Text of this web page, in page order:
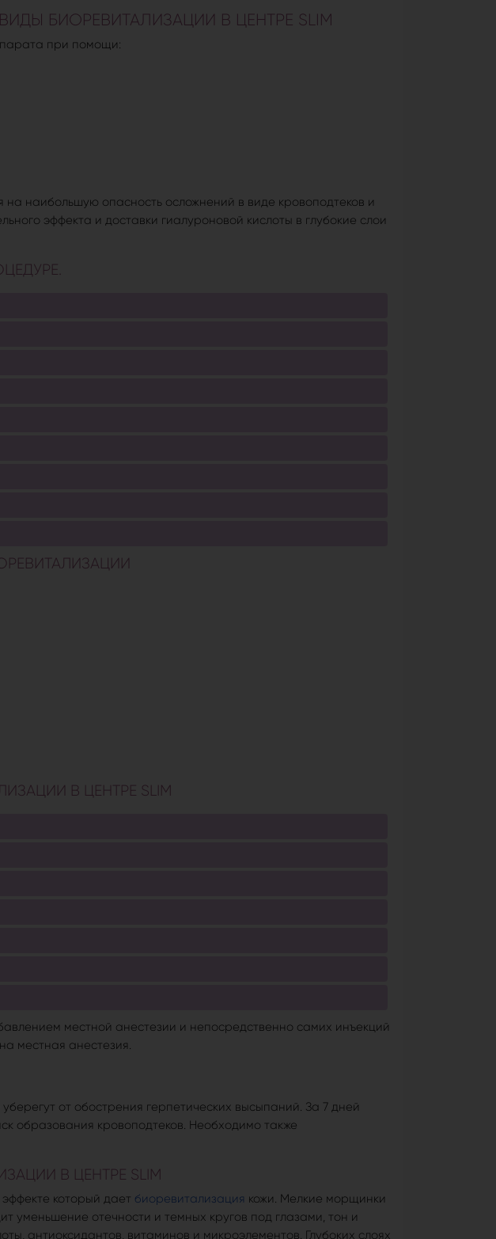
ВИДЫ БИОРЕВИТАЛИЗАЦИИ В ЦЕНТРЕ SLIM
при помощи:
на наибольшую опасность осложнений в виде кровоподтеков и
эффекта и доставки гиалуроновой кислоты в глубокие слои
В ЦЕНТРЕ SLIM
местной анестезии и непосредственно самих инъекций
местная анестезия.
от обострения герпетических высыпаний. За 7 дней
образования кровоподтеков. Необходимо также
В ЦЕНТРЕ SLIM
который дает биоревитализация кожи. Мелкие морщинки
уменьшение отечности и темных кругов под глазами, тон и
антиоксидантов, витаминов и микроэлементов. Глубоких слоях